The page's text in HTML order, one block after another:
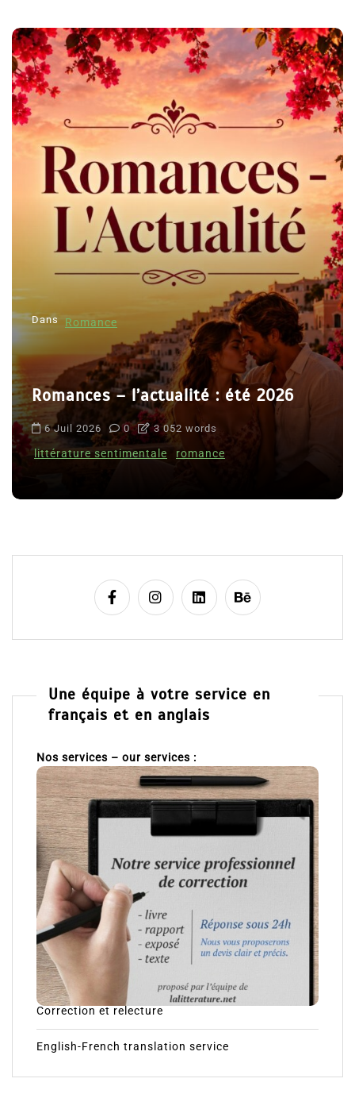
Dans Romance
Romances – l’actualité : été 2026
6 Juil 2026 0 3 052 words
littérature sentimentale romance
Une équipe à votre service en
français et en anglais
Nos services – our services :
Correction et relecture
English-French translation service